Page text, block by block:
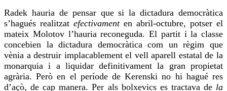
Radek hauria de pensar que si la dictadura democràtica
s’hagués realitzat efectivamenten abril-octubre, potser el
mateix Molotov l’hauria reconeguda. El partit i la classe
concebien la dictadura democràtica com un règim que
vènia a destruir implacablement el vell aparell estatal de la
monarquia i a liquidar definitivament la gran propietat
agrària. Però en el període deKerenski no hi haguéres
d’açò, de cap manera. Per als bolxevics es tractava de la